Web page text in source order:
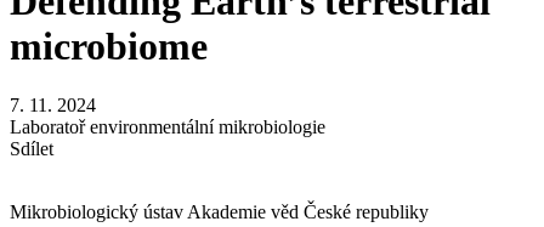
microbiome
7. 11. 2024
Laboratoř environmentální mikrobiologie
Sdílet
Mikrobiologický ústav Akademie věd České republiky